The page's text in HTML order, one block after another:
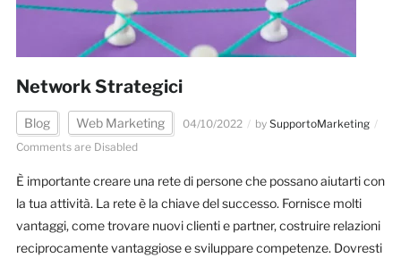
Network Strategici
Blog Web Marketing 04/10/2022 by SupportoMarketing
Comments are Disabled
È importante creare una rete di persone che possano aiutarti con
la tua attività. La rete è la chiave del successo. Fornisce molti
vantaggi, come trovare nuovi clienti e partner, costruire relazioni
reciprocamente vantaggiose e sviluppare competenze. Dovresti